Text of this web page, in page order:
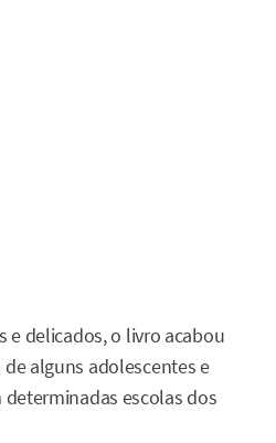
e delicados, o livro acabou
alguns adolescentes e
escolas dos